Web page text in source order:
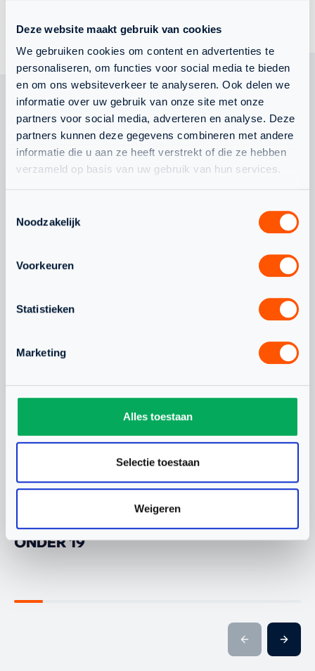
Deze website maakt gebruik van cookies
We gebruiken cookies om content en advertenties te
personaliseren, om functies voor social media te bieden
en om ons websiteverkeer te analyseren. Ook delen we
informatie over uw gebruik van onze site met onze
partners voor social media, adverteren en analyse. Deze
partners kunnen deze gegevens combineren met andere
informatie die u aan ze heeft verstrekt of die ze hebben
verzameld op basis van uw gebruik van hun services.
Noodzakelijk
Voorkeuren
Statistieken
Marketing
Alles toestaan
Selectie toestaan
Weigeren
OOK
INTERESSANT
OM TE LEZEN
WAT SPEELT ER NOG MEER
JEUGD
WAARDEVOLLE WK-
ERVARING VOOR
NEDERLANDS TEAM
ONDER 19
NLTEAM
CHANEL